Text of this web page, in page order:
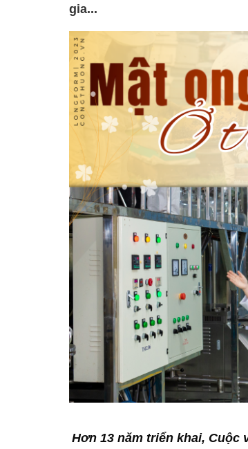
gia...
Hơn 13 năm triển khai, Cuộc